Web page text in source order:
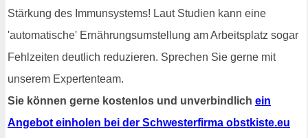
Stärkung des Immunsystems! Laut Studien kann eine
'automatische' Ernährungsumstellung am Arbeitsplatz sogar
Fehlzeiten deutlich reduzieren. Sprechen Sie gerne mit
unserem Expertenteam.
Sie können gerne kostenlos und unverbindlich ein
Angebot einholen bei der Schwesterfirma obstkiste.eu